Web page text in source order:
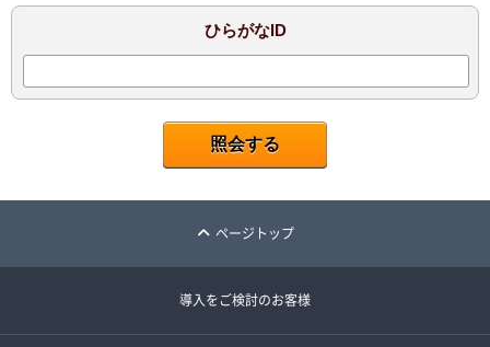
ひらがなID
ページトップ
導入をご検討のお客様